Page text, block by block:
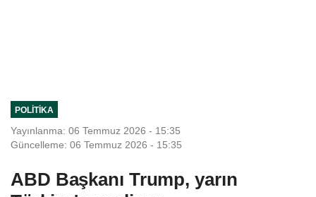
POLITIKA
Yayınlanma: 06 Temmuz 2026 - 15:35
Güncelleme: 06 Temmuz 2026 - 15:35
ABD Başkanı Trump, yarın